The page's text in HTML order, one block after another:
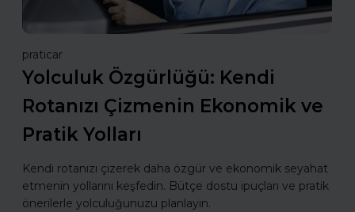
praticar
Yolculuk Özgürlüğü: Kendi
Rotanızı Çizmenin Ekonomik ve
Pratik Yolları
Kendi rotanızı çizerek daha özgür ve ekonomik seyahat
etmenin yollarını keşfedin. Bütçe dostu ipuçları ve pratik
önerilerle yolculuğunuzu planlayın.